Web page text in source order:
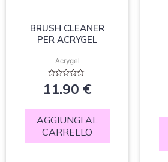
BRUSH CLEANER
PER ACRYGEL
Acrygel
Valutato
su
11.90 €
AGGIUNGI AL
CARRELLO